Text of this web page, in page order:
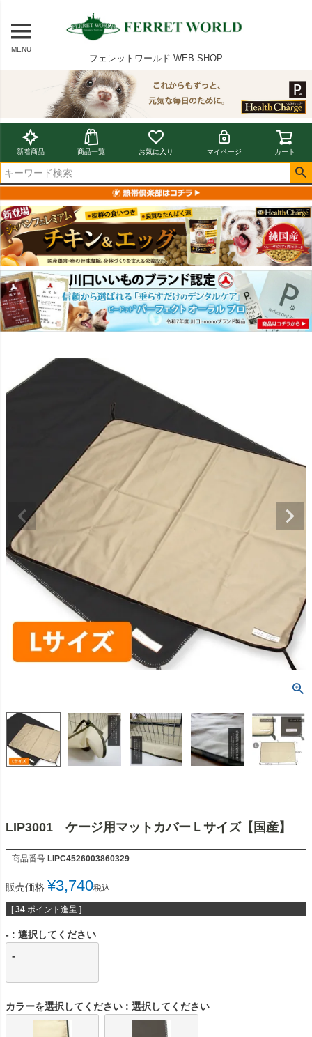
MENU
フェレットワールド WEB SHOP
新着商品 商品一覧 お気に入り マイページ カート
LIP3001 ケージ用マットカバーＬサイズ【国産】
商品番号 LIPC4526003860329
販売価格 ¥3,740税込
[ 34 ポイント進呈 ]
-
選択してください
-
カラーを選択してください 選択してください